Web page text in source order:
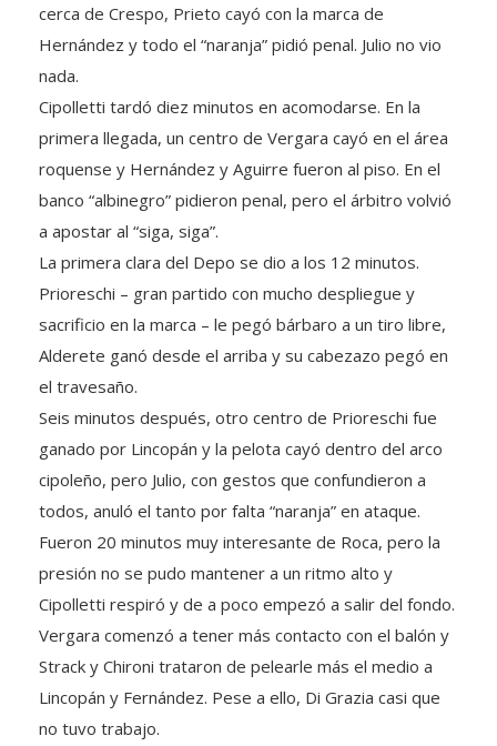
Hernández y todo el “naranja” pidió penal. Julio no vio
nada.
Cipolletti tardó diez minutos en acomodarse. En la
primera llegada, un centro de Vergara cayó en el área
roquense y Hernández y Aguirre fueron al piso. En el
banco “albinegro” pidieron penal, pero el árbitro volvió
a apostar al “siga, siga”.
La primera clara del Depo se dio a los 12 minutos.
Prioreschi – gran partido con mucho despliegue y
sacrificio en la marca – le pegó bárbaro a un tiro libre,
Alderete ganó desde el arriba y su cabezazo pegó en
el travesaño.
Seis minutos después, otro centro de Prioreschi fue
ganado por Lincopán y la pelota cayó dentro del arco
cipoleño, pero Julio, con gestos que confundieron a
todos, anuló el tanto por falta “naranja” en ataque.
Fueron 20 minutos muy interesante de Roca, pero la
presión no se pudo mantener a un ritmo alto y
Cipolletti respiró y de a poco empezó a salir del fondo.
Vergara comenzó a tener más contacto con el balón y
Strack y Chironi trataron de pelearle más el medio a
Lincopán y Fernández. Pese a ello, Di Grazia casi que
no tuvo trabajo.
A los 28 minutos, Lincopán – incansable en la marca y